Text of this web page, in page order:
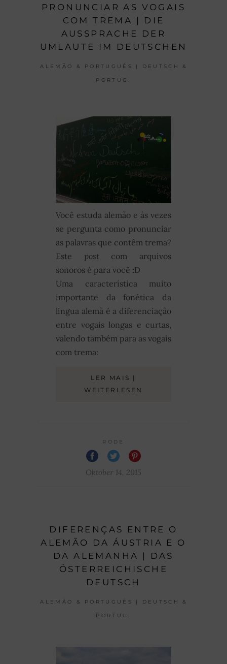
PRONUNCIAR AS VOGAIS
COM TREMA | DIE
AUSSPRACHE DER
UMLAUTE IM DEUTSCHEN
ALEMÃO & PORTUGUÊS | DEUTSCH &
PORTUG.
Você estuda alemão e às vezes
se pergunta como pronunciar
as palavras que contêm trema?
Este post com arquivos
sonoros é para você :D
Uma característica muito
importante da fonética da
língua alemã é a diferenciação
entre vogais longas e curtas,
valendo também para as vogais
com trema:
LER MAIS |
WEITERLESEN
RODE
Oktober 14, 2015
DIFERENÇAS ENTRE O
ALEMÃO DA ÁUSTRIA E O
DA ALEMANHA | DAS
ÖSTERREICHISCHE
DEUTSCH
ALEMÃO & PORTUGUÊS | DEUTSCH &
PORTUG.